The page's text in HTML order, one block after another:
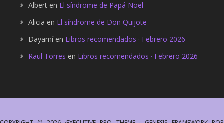
Alberten El síndrome de Papá Noel
Alicia en El síndrome de Don Quijote
Dayamíen Libros recomendados · Febrero 2026
Raul Torres en Libros recomendados · Febrero 2026